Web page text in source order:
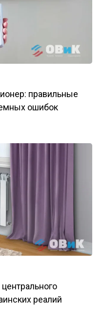
правильные
ошибок
реалий